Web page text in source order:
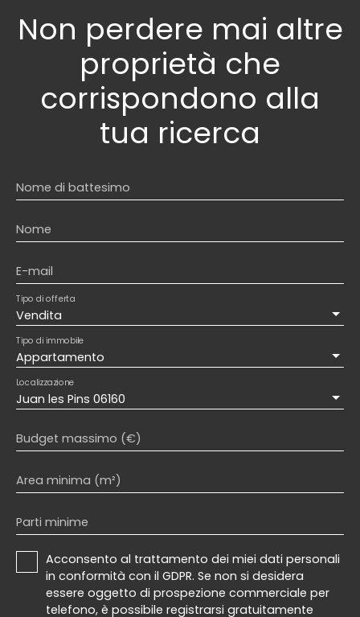
Non perdere mai altre
proprietà che
corrispondono alla
tua ricerca
Nome di battesimo
Nome
E-mail
Vendita
Tipo di offerta
Appartamento
Tipo di immobile
Juan les Pins 06160
Localizzazione
Budget massimo (€)
Area minima (m²)
Parti minime
Acconsento al trattamento dei miei dati personali
in conformità con il GDPR. Se non si desidera
essere oggetto di prospezione commerciale per
telefono, è possibile registrarsi gratuitamente